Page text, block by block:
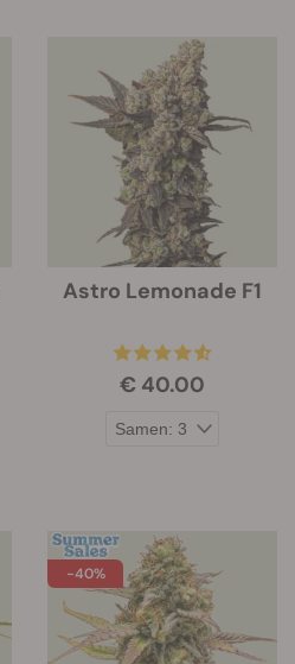
Astro Lemonade F1
€ 40.00
-40%